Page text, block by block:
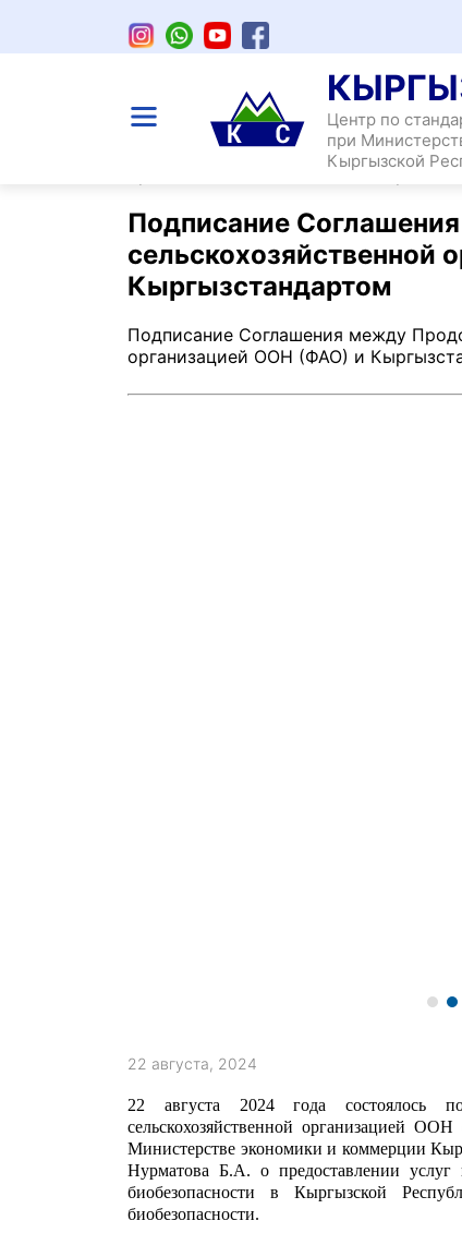
Центр по
при
Кыргызской
Подписание Соглашения
организацией ООН (ФАО) и
Подписание
Кыргызстандартом
Подписание Соглашения между
организацией ООН (ФАО) и
22 августа, 2024
22 августа 2024 года состоялось
сельскохозяйственной организацией
Министерстве экономики и коммерции
Нурматова Б.А. о предоставлении
биобезопасности в Кыргызской
биобезопасности.